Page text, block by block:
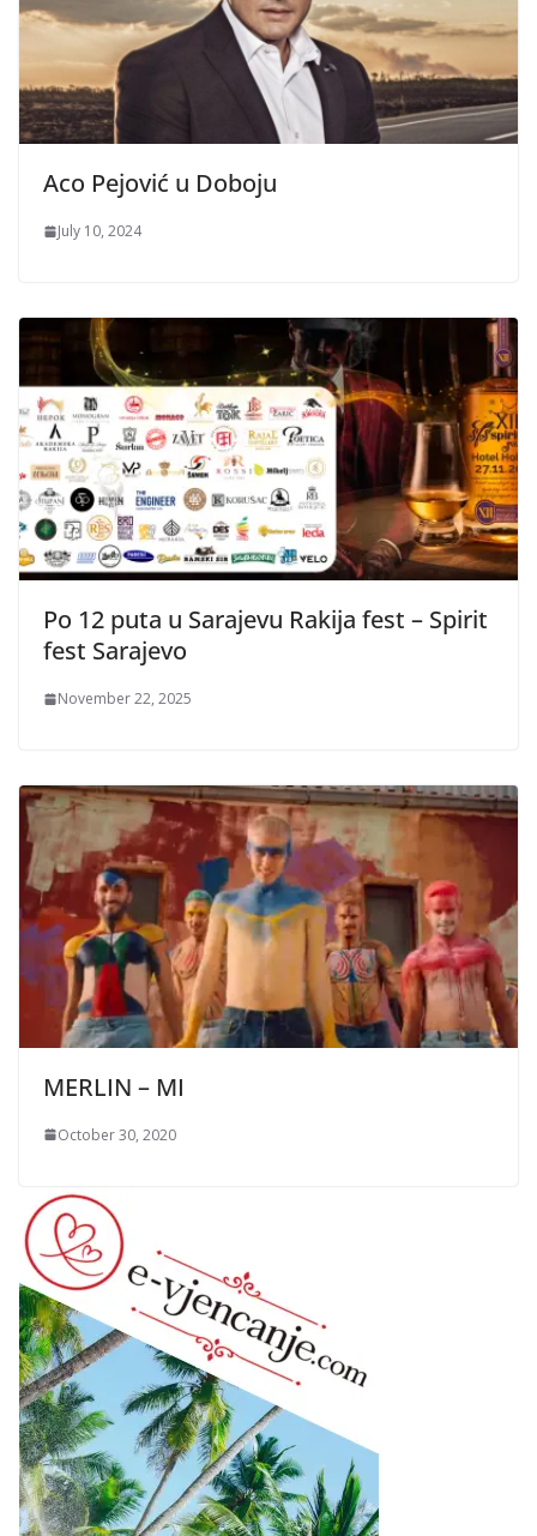
Aco Pejović u Doboju
July 10, 2024
Po 12 puta u Sarajevu Rakija fest – Spirit
fest Sarajevo
November 22, 2025
MERLIN – MI
October 30, 2020